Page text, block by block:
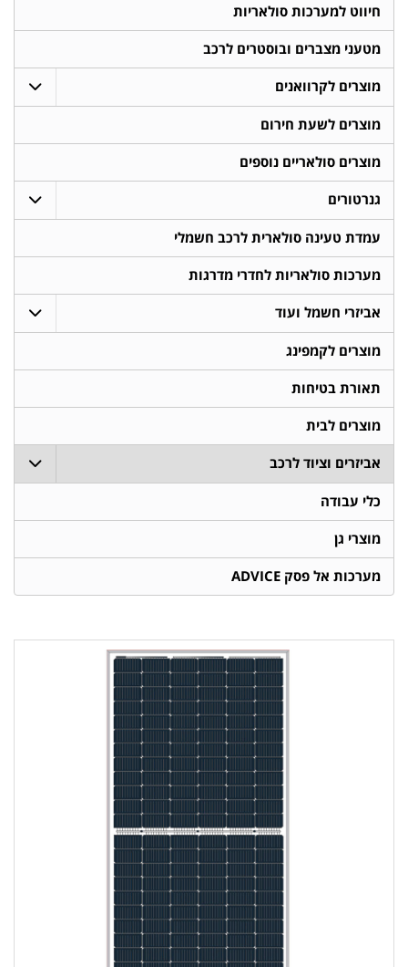
חיווט למערכות סולאריות
מטעני מצברים ובוסטרים לרכב
מוצרים לקרוואנים
מוצרים לשעת חירום
מוצרים סולאריים נוספים
גנרטורים
עמדת טעינה סולארית לרכב חשמלי
מערכות סולאריות לחדרי מדרגות
אביזרי חשמל ועוד
מוצרים לקמפינג
תאורת בטיחות
מוצרים לבית
אביזרים וציוד לרכב
כלי עבודה
מוצרי גן
מערכות אל פסק ADVICE